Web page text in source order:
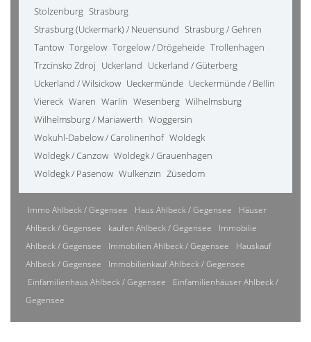
Stolzenburg Strasburg
Strasburg (Uckermark) / Neuensund Strasburg / Gehren
Tantow Torgelow Torgelow / Drögeheide Trollenhagen
Trzcinsko Zdroj Uckerland Uckerland / Güterberg
Uckerland / Wilsickow Ueckermünde Ueckermünde / Bellin
Viereck Waren Warlin Wesenberg Wilhelmsburg
Wilhelmsburg / Mariawerth Woggersin
Wokuhl-Dabelow / Carolinenhof Woldegk
Woldegk / Canzow Woldegk / Grauenhagen
Woldegk / Pasenow Wulkenzin Züsedom
Immo Ahlbeck / Gegensee Haus Ahlbeck / Gegensee
Häuser
Ahlbeck / Gegensee
kaufen Ahlbeck / Gegensee
Immobilie
Ahlbeck / Gegensee
Immobilien Ahlbeck / Gegensee
Hauskauf
Ahlbeck / Gegensee
Immobilienkauf Ahlbeck / Gegensee
Einfamilienhaus Ahlbeck / Gegensee
Einfamilienhäuser Ahlbeck /
Gegensee